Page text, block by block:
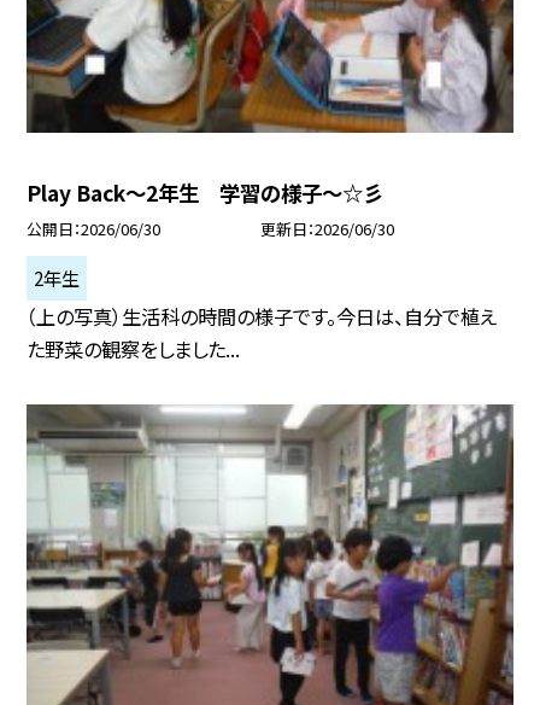
Play Back～2年生 学習の様子～☆彡
公開日 2026/06/30 更新日 2026/06/30
2年生
（上の写真）生活科の時間の様子です。今日は、自分で植え
た野菜の観察をしました...